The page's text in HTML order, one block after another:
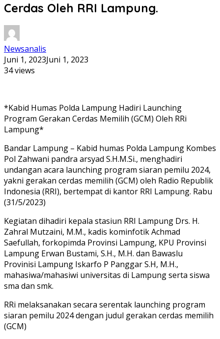
Cerdas Oleh RRI Lampung.
Newsanalis
Juni 1, 2023Juni 1, 2023
34 views
*Kabid Humas Polda Lampung Hadiri Launching
Program Gerakan Cerdas Memilih (GCM) Oleh RRi
Lampung*
Bandar Lampung – Kabid humas Polda Lampung Kombes
Pol Zahwani pandra arsyad S.H.M.Si., menghadiri
undangan acara launching program siaran pemilu 2024,
yakni gerakan cerdas memilih (GCM) oleh Radio Republik
Indonesia (RRI), bertempat di kantor RRI Lampung. Rabu
(31/5/2023)
Kegiatan dihadiri kepala stasiun RRI Lampung Drs. H.
Zahral Mutzaini, M.M., kadis kominfotik Achmad
Saefullah, forkopimda Provinsi Lampung, KPU Provinsi
Lampung Erwan Bustami, S.H., M.H. dan Bawaslu
Provinisi Lampung Iskarfo P Panggar S.H, M.H.,
mahasiwa/mahasiwi universitas di Lampung serta siswa
sma dan smk.
RRi melaksanakan secara serentak launching program
siaran pemilu 2024 dengan judul gerakan cerdas memilih
(GCM)